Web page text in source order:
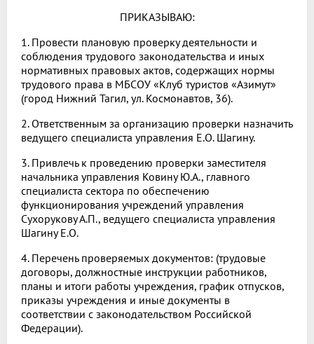
ПРИКАЗЫВАЮ:
1. Провести плановую проверку деятельности и
соблюдения трудового законодательства и иных
нормативных правовых актов, содержащих нормы
трудового права в МБСОУ «Клуб туристов «Азимут»
(город Нижний Тагил, ул. Космонавтов, 36).
2. Ответственным за организацию проверки назначить
ведущего специалиста управления Е.О. Шагину.
3. Привлечь к проведению проверки заместителя
начальника управления Ковину Ю.А., главного
специалиста сектора по обеспечению
функционирования учреждений управления
Сухорукову А.П., ведущего специалиста управления
Шагину Е.О.
4. Перечень проверяемых документов: (трудовые
договоры, должностные инструкции работников,
планы и итоги работы учреждения, график отпусков,
приказы учреждения и иные документы в
соответствии с законодательством Российской
Федерации).